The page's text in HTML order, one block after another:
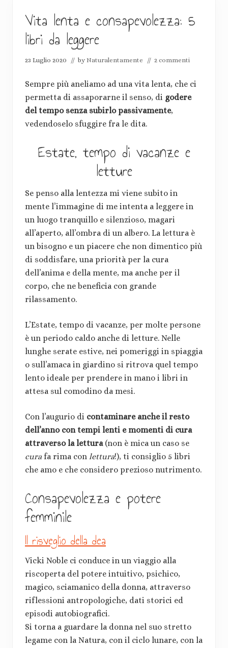
Vita lenta e consapevolezza: 5
libri da leggere
23 Luglio 2020 // by Naturalentamente // 2 commenti
Sempre più aneliamo ad una vita lenta, che ci
permetta di assaporarne il senso, di godere
del tempo senza subirlo passivamente,
vedendoselo sfuggire fra le dita.
Estate, tempo di vacanze e
letture
Se penso alla lentezza mi viene subito in
mente l’immagine di me intenta a leggere in
un luogo tranquillo e silenzioso, magari
all’aperto, all’ombra di un albero. La lettura è
un bisogno e un piacere che non dimentico più
di soddisfare, una priorità per la cura
dell’anima e della mente, ma anche per il
corpo, che ne beneficia con grande
rilassamento.
L’Estate, tempo di vacanze, per molte persone
è un periodo caldo anche di letture. Nelle
lunghe serate estive, nei pomeriggi in spiaggia
o sull’amaca in giardino si ritrova quel tempo
lento ideale per prendere in mano i libri in
attesa sul comodino da mesi.
Con l’augurio di contaminare anche il resto
dell’anno con tempi lenti e momenti di cura
attraverso la lettura (non è mica un caso se
cura fa rima con lettura!), ti consiglio 5 libri
che amo e che considero prezioso nutrimento.
Consapevolezza e potere
femminile
Il risveglio della dea
Vicki Noble ci conduce in un viaggio alla
riscoperta del potere intuitivo, psichico,
magico, sciamanico della donna, attraverso
riflessioni antropologiche, dati storici ed
episodi autobiografici.
Si torna a guardare la donna nel suo stretto
legame con la Natura, con il ciclo lunare, con la